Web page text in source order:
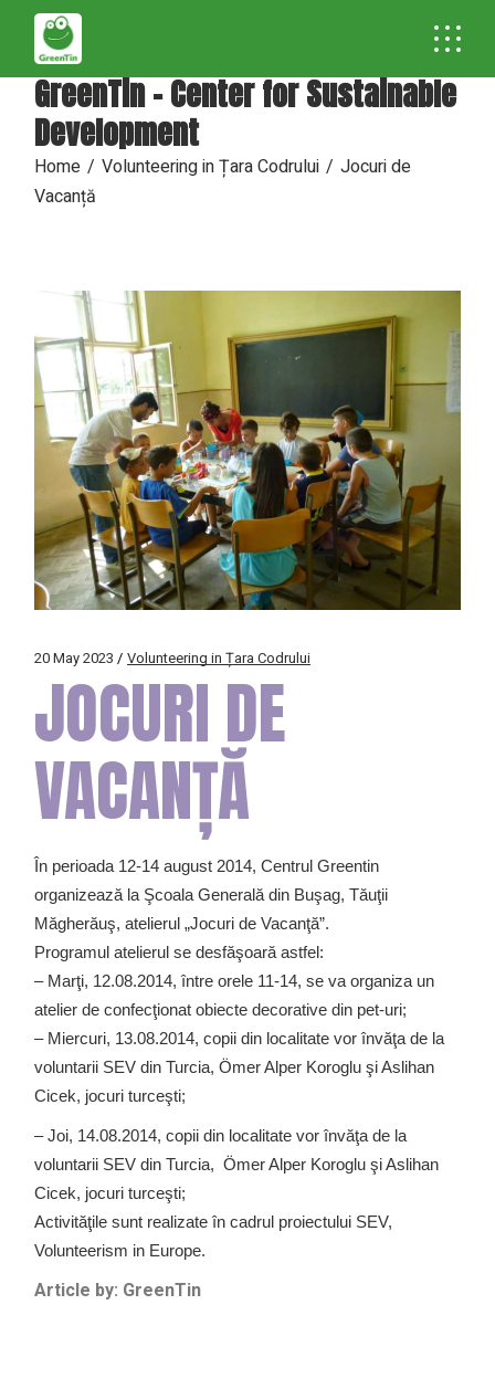
GreenTin - Center for Sustainable
Development
Home Volunteering in Țara Codrului
Jocuri de
Vacanță
20 May 2023 Volunteering in Țara Codrului
JOCURI DE
VACANȚĂ
În perioada 12-14 august 2014, Centrul Greentin
organizează la Şcoala Generală din Buşag, Tăuţii
Măgherăuş, atelierul „Jocuri de Vacanţă”.
Programul atelierul se desfăşoară astfel:
– Marţi, 12.08.2014, între orele 11-14, se va organiza un
atelier de confecţionat obiecte decorative din pet-uri;
– Miercuri, 13.08.2014, copii din localitate vor învăţa de la
voluntarii SEV din Turcia, Ömer Alper Koroglu şi Aslihan
Cicek, jocuri turceşti;
– Joi, 14.08.2014, copii din localitate vor învăţa de la
voluntarii SEV din Turcia, Ömer Alper Koroglu şi Aslihan
Cicek, jocuri turceşti;
Activităţile sunt realizate în cadrul proiectului SEV,
Volunteerism in Europe.
Article by: GreenTin